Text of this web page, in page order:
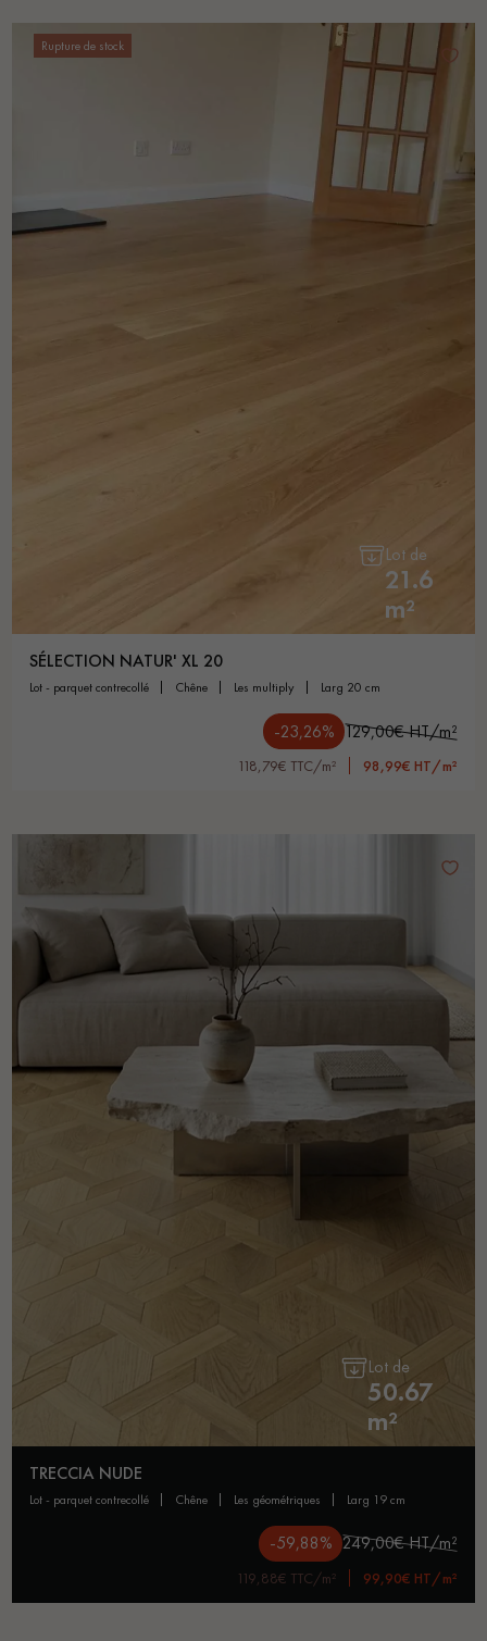
Rupture de stock
Lot de
21.6
m²
SÉLECTION NATUR' XL 20
lot - parquet contrecollé chêne les multiply larg 20 cm
-23,26% 129,00€ HT/m²
118,79€ TTC/m² 98,99€ HT/m²
Lot de
50.67
m²
TRECCIA NUDE
lot - parquet contrecollé chêne les géométriques larg 19 cm
-59,88% 249,00€ HT/m²
119,88€ TTC/m² 99,90€ HT/m²